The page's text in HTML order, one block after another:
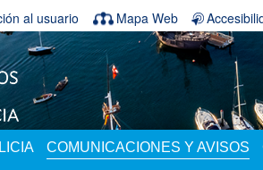
al usuario Mapa Web
COMUNICACIONES Y AVISOS